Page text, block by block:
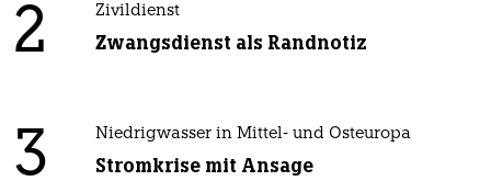
2 Zivildienst
Zwangsdienst als Randnotiz
3 Niedrigwasser in Mittel- und Osteuropa
Stromkrise mit Ansage